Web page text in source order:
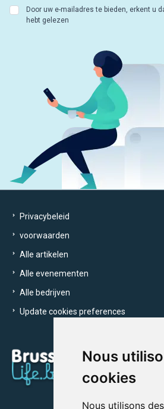
Nous
cookies
Nous utilisons
Door uw e-mailadres te bieden, erkent u
hebt gelezen
Privacybeleid
voorwaarden
Alle artikelen
Alle evenementen
Alle bedrijven
Update cookies preferences